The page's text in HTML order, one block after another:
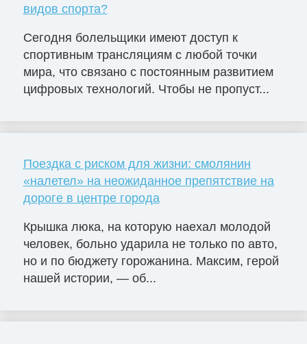
видов спорта?
Сегодня болельщики имеют доступ к
спортивным трансляциям с любой точки
мира, что связано с постоянным развитием
цифровых технологий. Чтобы не пропуст...
Поездка с риском для жизни: смолянин
«налетел» на неожиданное препятствие на
дороге в центре города
Крышка люка, на которую наехал молодой
человек, больно ударила не только по авто,
но и по бюджету горожанина. Максим, герой
нашей истории, — об...